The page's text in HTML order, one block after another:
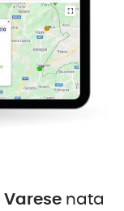
Varese nata